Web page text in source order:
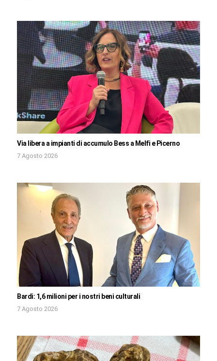
Via libera a impianti di accumulo Bess a Melfi e Picerno
7 Agosto 2026
Bardi: 1,6 milioni per i nostri beni culturali
7 Agosto 2026